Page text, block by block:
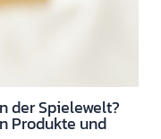
der Spielewelt?
Produkte und